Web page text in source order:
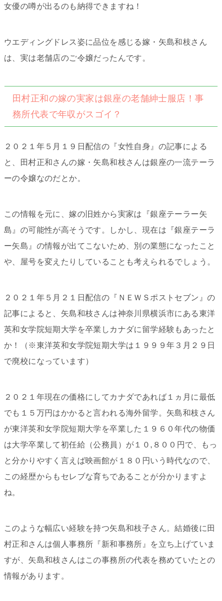
女優の噂が出るのも納得できますね！
ウエディングドレス姿に品位を感じる嫁・矢島和枝さん
は、実は老舗店のご令嬢だったんです。
田村正和の嫁の実家は銀座の老舗紳士服店！事
務所代表で年収がスゴイ？
２０２１年５月１９日配信の『女性自身』の記事による
と、田村正和さんの嫁・矢島和枝さんは銀座の一流テーラ
ーの令嬢なのだとか。
この情報を元に、嫁の旧姓から実家は『銀座テーラー矢
島』の可能性が高そうです。しかし、現在は『銀座テーラ
ー矢島』の情報が出てこないため、別の業態になったこと
や、屋号を変えたりしていることも考えられるでしょう。
２０２１年５月２１日配信の『ＮＥＷＳポストセブン』の
記事によると、矢島和枝さんは神奈川県横浜市にある東洋
英和女学院短期大学を卒業しカナダに留学経験もあったと
か！（※東洋英和女学院短期大学は１９９９年３月２９日
で廃校になっています）
２０２１年現在の価格にしてカナダであれば１ヵ月に最低
でも１５万円はかかると言われる海外留学。矢島和枝さん
が東洋英和女学院短期大学を卒業した１９６０年代の物価
は大学卒業して初任給（公務員）が１０,８００円で、もっ
と分かりやすく言えば映画館が１８０円いう時代なので、
この経歴からもセレブな育ちであることが分かりますよ
ね。
このような幅広い経験を持つ矢島和枝子さん。結婚後に田
村正和さんは個人事務所『新和事務所』を立ち上げていま
すが、矢島和枝さんはこの事務所の代表を務めていたとの
情報があります。